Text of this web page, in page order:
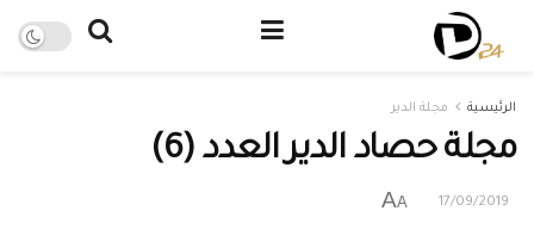
الرئيسية مجلة الدير
مجلة حصاد الدير العدد (6)
17/09/2019
A
A